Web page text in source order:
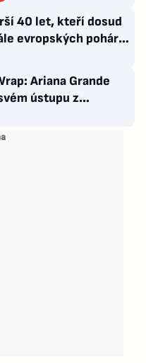
40 let, kteří dosud
evropských pohárů.
hřiště jako
Ariana Grande
ústupu z
a Sophia z
pauzu od skupiny